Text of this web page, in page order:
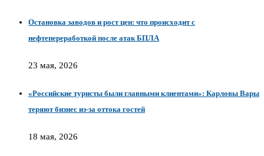
Остановка заводов и рост цен: что происходит с
нефтепереработкой после атак БПЛА
23 мая, 2026
«Российские туристы были главными клиентами»: Карловы Вары
теряют бизнес из-за оттока гостей
18 мая, 2026